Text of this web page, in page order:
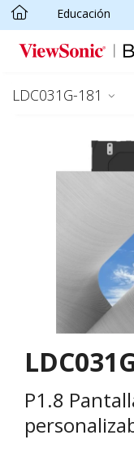
Skip to main
Educación
LDC031G-181
P1.8